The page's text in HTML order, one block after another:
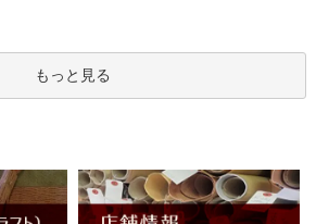
もっと見る